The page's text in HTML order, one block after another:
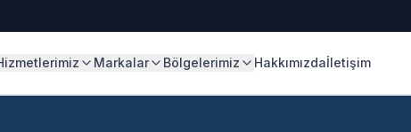
Markalar Bölgelerimiz Hakkımızdaİletişim